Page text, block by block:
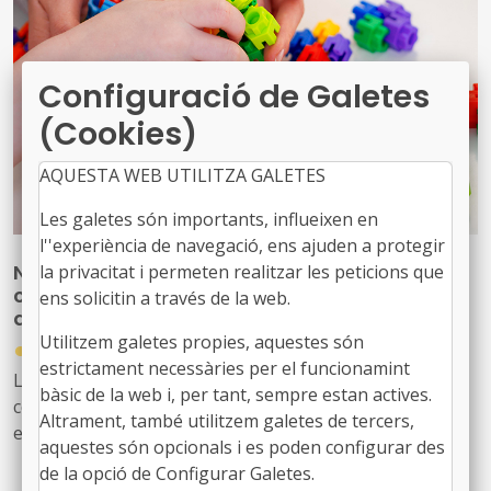
Nova publicació per reforçar les
competències del personal tècnic municipal
d’educació
●
31/07/2026
La Diputació de Barcelona ha editat la publicació ‘Marc
competencial del perfil tècnic municipal d’educació’, una
eina que defineix, ordena i enforteix el nou rol del
personal tècnic d’educació i el seu lideratge en el
desenvolupament i la gestió de les polítiques educatives
Configuració de Galetes
(Cookies)
AQUESTA WEB UTILITZA GALETES
Les galetes són importants, influeixen en
l''experiència de navegació, ens ajuden a protegir
la privacitat i permeten realitzar les peticions que
ens solicitin a través de la web.
Utilitzem galetes propies, aquestes són
estrictament necessàries per el funcionamint
bàsic de la web i, per tant, sempre estan actives.
Altrament, també utilitzem galetes de tercers,
aquestes són opcionals i es poden configurar des
de la opció de Configurar Galetes.